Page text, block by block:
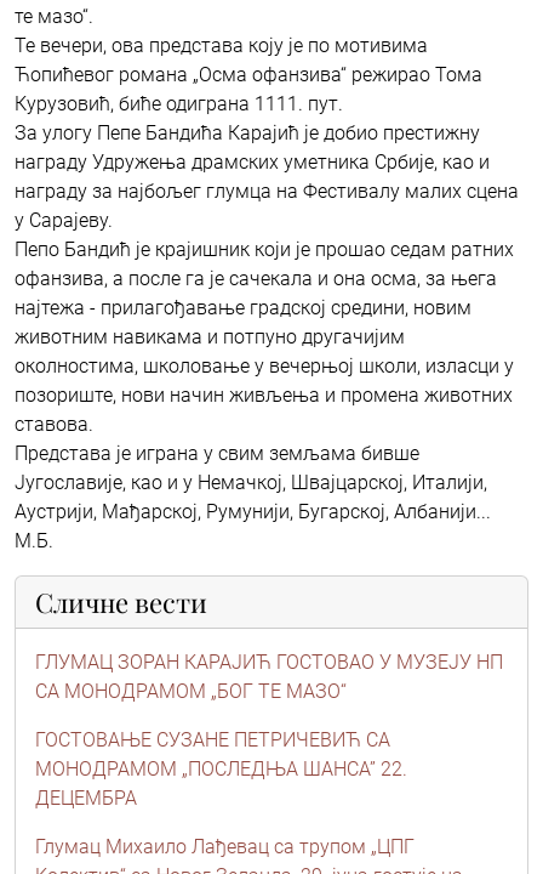
те мазо“.
Те вечери, ова представа коју је по мотивима
Ћопићевог романа „Осма офанзива“ режирао Тома
Курузовић, биће одиграна 1111. пут.
За улогу Пепе Бандића Карајић је добио престижну
награду Удружења драмских уметника Србије, као и
награду за најбољег глумца на Фестивалу малих сцена
у Сарајеву.
Пепо Бандић је крајишник који је прошао седам ратних
офанзива, а после га је сачекала и она осма, за њега
најтежа - прилагођавање градској средини, новим
животним навикама и потпуно другачијим
околностима, школовање у вечерњој школи, изласци у
позориште, нови начин живљења и промена животних
ставова.
Представа је играна у свим земљама бивше
Југославије, као и у Немачкој, Швајцарској, Италији,
Аустрији, Мађарској, Румунији, Бугарској, Албанији...
М.Б.
Сличне вести
ГЛУМАЦ ЗОРАН КАРАЈИЋ ГОСТОВАО У МУЗЕЈУ НП
СА МОНОДРАМОМ „БОГ ТЕ МАЗО“
ГОСТОВАЊЕ СУЗАНЕ ПЕТРИЧЕВИЋ СА
МОНОДРАМОМ „ПОСЛЕДЊА ШАНСА” 22.
ДЕЦЕМБРА
Глумац Михаило Лађевац са трупом „ЦПГ